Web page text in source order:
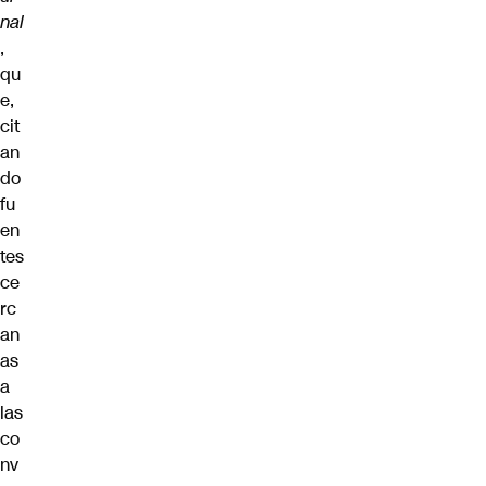
nal
,
qu
e,
cit
an
do
fu
en
tes
ce
rc
an
as
a
las
co
nv